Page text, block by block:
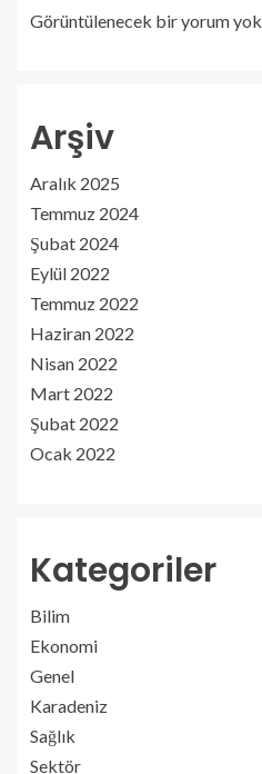
Görüntülenecek bir yorum yok.
Arşiv
Aralık 2025
Temmuz 2024
Şubat 2024
Eylül 2022
Temmuz 2022
Haziran 2022
Nisan 2022
Mart 2022
Şubat 2022
Ocak 2022
Kategoriler
Bilim
Ekonomi
Genel
Karadeniz
Sağlık
Sektör